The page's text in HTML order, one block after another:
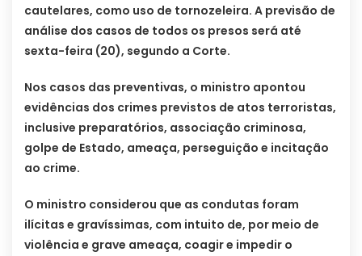
cautelares, como uso de tornozeleira. A previsão de
análise dos casos de todos os presos será até
sexta-feira (20), segundo a Corte.
Nos casos das preventivas, o ministro apontou
evidências dos crimes previstos de atos terroristas,
inclusive preparatórios, associação criminosa,
golpe de Estado, ameaça, perseguição e incitação
ao crime.
O ministro considerou que as condutas foram
ilícitas e gravíssimas, com intuito de, por meio de
violência e grave ameaça, coagir e impedir o